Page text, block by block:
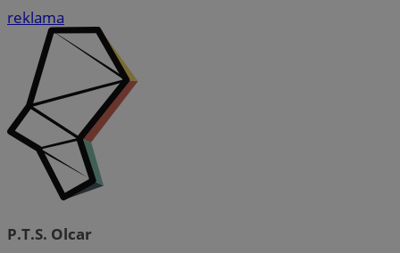
reklama
P.T.S. Olcar